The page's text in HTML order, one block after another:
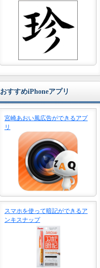
おすすめiPhoneアプリ
宮崎あおい風広告ができるアプ
リ
スマホを使って暗記ができるア
ンキスナップ